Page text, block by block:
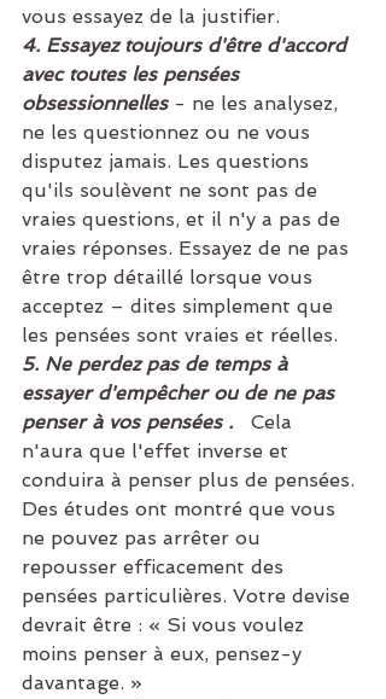
vous essayez de la justifier.
4. Essayez toujours d'être d'accord
avec toutes les pensées
obsessionnelles - ne les analysez,
ne les questionnez ou ne vous
disputez jamais. Les questions
qu'ils soulèvent ne sont pas de
vraies questions, et il n'y a pas de
vraies réponses. Essayez de ne pas
être trop détaillé lorsque vous
acceptez – dites simplement que
les pensées sont vraies et réelles.
5. Ne perdez pas de temps à
essayer d'empêcher ou de ne pas
penser à vos pensées .
  Cela
n'aura que l'effet inverse et
conduira à penser plus de pensées.
Des études ont montré que vous
ne pouvez pas arrêter ou
repousser efficacement des
pensées particulières. Votre devise
devrait être : « Si vous voulez
moins penser à eux, pensez-y
davantage. »